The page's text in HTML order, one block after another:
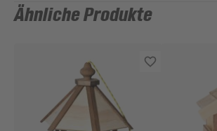
Ähnliche Produkte